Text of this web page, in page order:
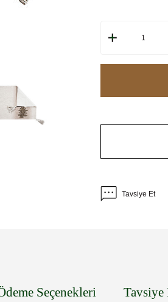
Tavsiye Et
Seçenekleri Tavsiye